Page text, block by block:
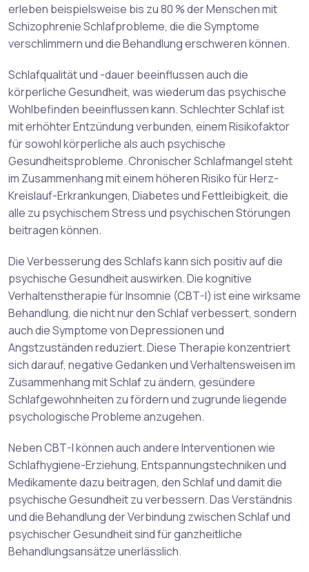
erleben beispielsweise bis zu 80 % der Menschen mit
Schizophrenie Schlafprobleme, die die Symptome
verschlimmern und die Behandlung erschweren können.
Schlafqualität und -dauer beeinflussen auch die
körperliche Gesundheit, was wiederum das psychische
Wohlbefinden beeinflussen kann. Schlechter Schlaf ist
mit erhöhter Entzündung verbunden, einem Risikofaktor
für sowohl körperliche als auch psychische
Gesundheitsprobleme. Chronischer Schlafmangel steht
im Zusammenhang mit einem höheren Risiko für Herz-
Kreislauf-Erkrankungen, Diabetes und Fettleibigkeit, die
alle zu psychischem Stress und psychischen Störungen
beitragen können.
Die Verbesserung des Schlafs kann sich positiv auf die
psychische Gesundheit auswirken. Die kognitive
Verhaltenstherapie für Insomnie (CBT-I) ist eine wirksame
Behandlung, die nicht nur den Schlaf verbessert, sondern
auch die Symptome von Depressionen und
Angstzuständen reduziert. Diese Therapie konzentriert
sich darauf, negative Gedanken und Verhaltensweisen im
Zusammenhang mit Schlaf zu ändern, gesündere
Schlafgewohnheiten zu fördern und zugrunde liegende
psychologische Probleme anzugehen.
Neben CBT-I können auch andere Interventionen wie
Schlafhygiene-Erziehung, Entspannungstechniken und
Medikamente dazu beitragen, den Schlaf und damit die
psychische Gesundheit zu verbessern. Das Verständnis
und die Behandlung der Verbindung zwischen Schlaf und
psychischer Gesundheit sind für ganzheitliche
Behandlungsansätze unerlässlich.